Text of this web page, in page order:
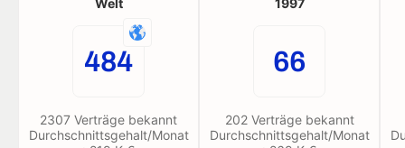
Welt
484
2307 Verträge bekannt
Durchschnittsgehalt/Monat
1997
66
202 Verträge bekannt
Durchschnittsgehalt/Monat